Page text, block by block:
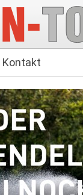
Kontakt